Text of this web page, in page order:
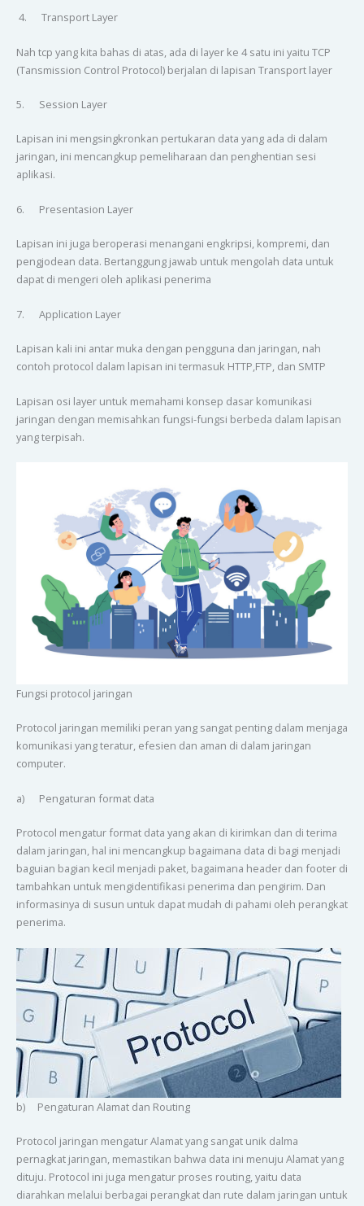
4. Transport Layer
Nah tcp yang kita bahas di atas, ada di layer ke 4 satu ini yaitu TCP
(Tansmission Control Protocol) berjalan di lapisan Transport layer
5. Session Layer
Lapisan ini mengsingkronkan pertukaran data yang ada di dalam
jaringan, ini mencangkup pemeliharaan dan penghentian sesi
aplikasi.
6. Presentasion Layer
Lapisan ini juga beroperasi menangani engkripsi, kompremi, dan
pengjodean data. Bertanggung jawab untuk mengolah data untuk
dapat di mengeri oleh aplikasi penerima
7. Application Layer
Lapisan kali ini antar muka dengan pengguna dan jaringan, nah
contoh protocol dalam lapisan ini termasuk HTTP,FTP, dan SMTP
Lapisan osi layer untuk memahami konsep dasar komunikasi
jaringan dengan memisahkan fungsi-fungsi berbeda dalam lapisan
yang terpisah.
Fungsi protocol jaringan
Protocol jaringan memiliki peran yang sangat penting dalam menjaga
komunikasi yang teratur, efesien dan aman di dalam jaringan
computer.
a) Pengaturan format data
Protocol mengatur format data yang akan di kirimkan dan di terima
dalam jaringan, hal ini mencangkup bagaimana data di bagi menjadi
baguian bagian kecil menjadi paket, bagaimana header dan footer di
tambahkan untuk mengidentifikasi penerima dan pengirim. Dan
informasinya di susun untuk dapat mudah di pahami oleh perangkat
penerima.
b) Pengaturan Alamat dan Routing
Protocol jaringan mengatur Alamat yang sangat unik dalma
pernagkat jaringan, memastikan bahwa data ini menuju Alamat yang
dituju. Protocol ini juga mengatur proses routing, yaitu data
diarahkan melalui berbagai perangkat dan rute dalam jaringan untuk